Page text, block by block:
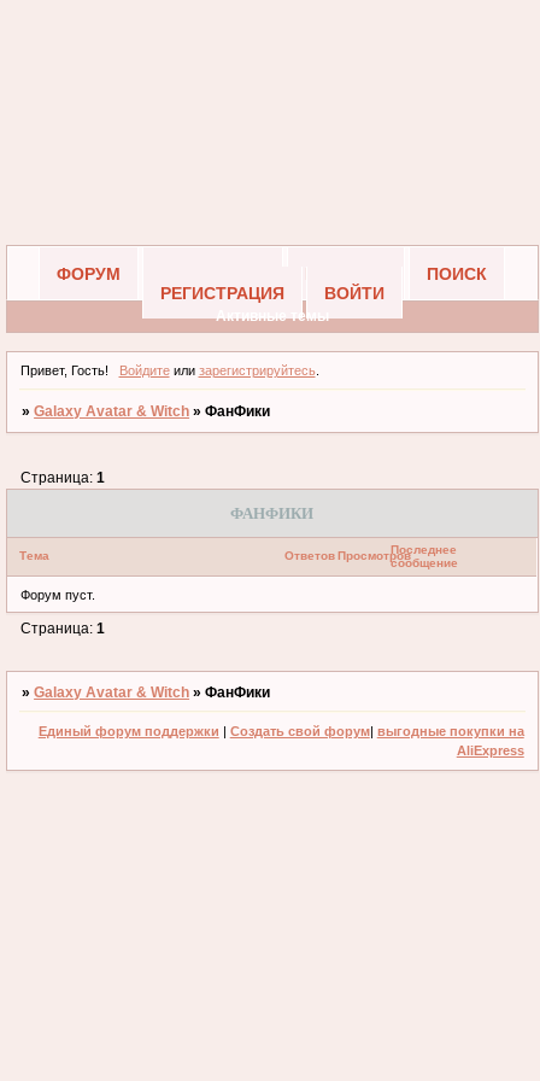
ФОРУМ
ПОИСК
РЕГИСТРАЦИЯ
ВОЙТИ
Активные темы
Привет, Гость! Войдитеили зарегистрируйтесь.
»Galaxy Avatar & Witch »ФанФики
ФАНФИКИ
Страница:1
Тема ОтветовПросмотровПоследнее
сообщение
Форум пуст.
Страница:1
»Galaxy Avatar & Witch »ФанФики
Единый форум поддержки | Создать свой форум| выгодные покупки на
AliExpress